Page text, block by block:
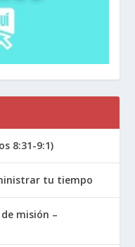
8:31-9:1)
tu tiempo
misión –